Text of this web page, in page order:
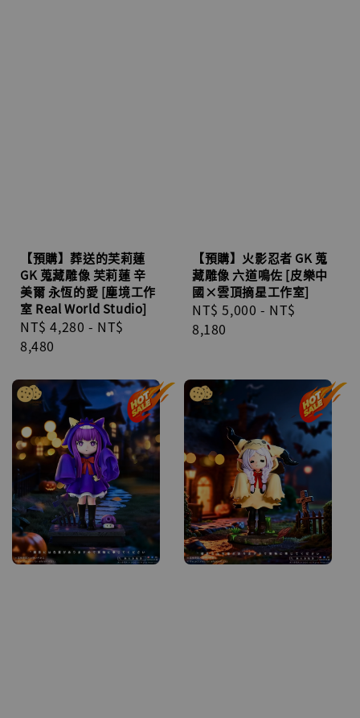
【預購】葬送的芙莉蓮
GK 蒐藏雕像 芙莉蓮 辛
美爾 永恆的愛 [塵境工作
室 Real World Studio]
Regular
price
NT$ 4,280 - NT$
8,480
【預購】火影忍者 GK 蒐
藏雕像 六道鳴佐 [皮樂中
國×雲頂摘星工作室]
Regular
price
NT$ 5,000 - NT$
8,180